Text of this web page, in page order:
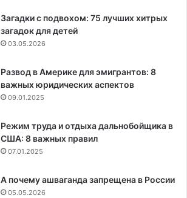
Загадки с подвохом: 75 лучших хитрых
загадок для детей
03.05.2026
Развод в Америке для эмигрантов: 8
важных юридических аспектов
09.01.2025
Режим труда и отдыха дальнобойщика в
США: 8 важных правил
07.01.2025
А почему ашваганда запрещена в России
05.05.2026